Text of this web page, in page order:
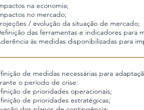
na economia;
no mercado;
/ evolução da situação de mercado;
das ferramentas e indicadores para
às medidas disponibilizadas para
de medidas necessárias para
o período de crise:
de prioridades operacionais;
de prioridades estratégicas;